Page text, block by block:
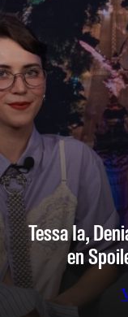
Tessa Ia,
en